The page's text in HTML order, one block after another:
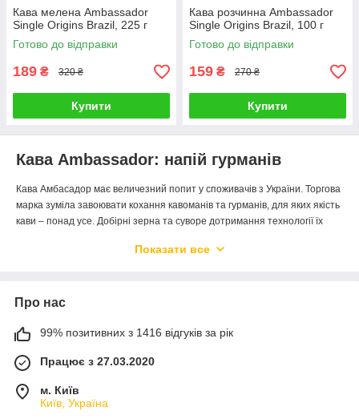
Кава мелена Ambassador
Single Origins Brazil, 225 г
Готово до відправки
189 ₴ 320 ₴
Купити
Кава розчинна Ambassador
Single Origins Brazil, 100 г
Готово до відправки
159 ₴ 270 ₴
Купити
Кава Ambassador: напій гурманів
Кава Амбасадор має величезний попит у споживачів з України. Торгова
марка зуміла завоювати кохання кавоманів та гурманів, для яких якість
кави – понад усе. Добірні зерна та суворе дотримання технології їх
неповторний смак та аромат у кожному ковтку готового напою.
насолоджуватися кавою частіше і розгадати її секрет. Таку каву
свіжоздрібнених зерен улюбленої обсмажування. Амбасадор має
пропозиції в різних смакових категоріях:
фруктово-шоколадним смаком та горіховим післясмаком;
Показати все
Про нас
99% позитивних з 1416 відгуків за рік
Працює з 27.03.2020
м. Київ
Київ, Україна